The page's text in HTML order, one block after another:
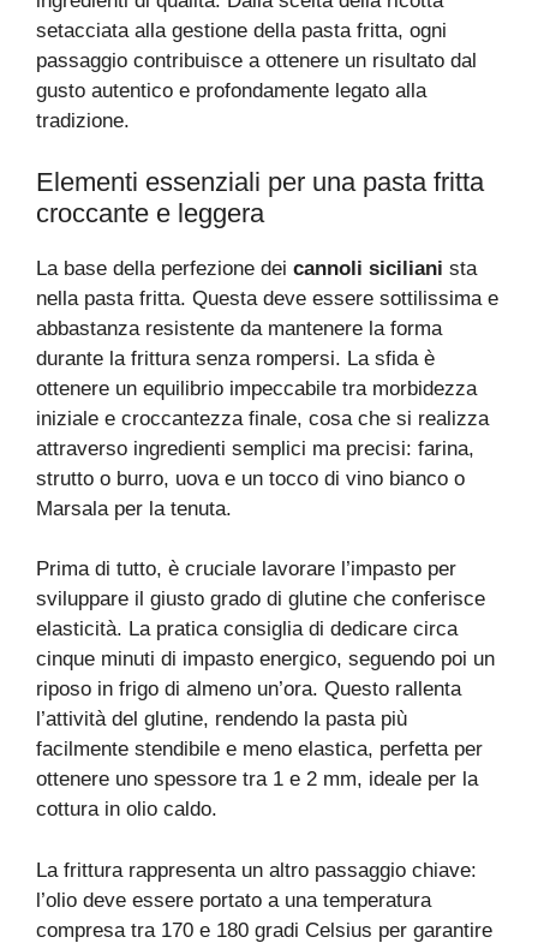
setacciata alla gestione della pasta fritta, ogni
passaggio contribuisce a ottenere un risultato dal
gusto autentico e profondamente legato alla
tradizione.
Elementi essenziali per una pasta fritta
croccante e leggera
La base della perfezione dei cannoli siciliani sta
nella pasta fritta. Questa deve essere sottilissima e
abbastanza resistente da mantenere la forma
durante la frittura senza rompersi. La sfida è
ottenere un equilibrio impeccabile tra morbidezza
iniziale e croccantezza finale, cosa che si realizza
attraverso ingredienti semplici ma precisi: farina,
strutto o burro, uova e un tocco di vino bianco o
Marsala per la tenuta.
Prima di tutto, è cruciale lavorare l’impasto per
sviluppare il giusto grado di glutine che conferisce
elasticità. La pratica consiglia di dedicare circa
cinque minuti di impasto energico, seguendo poi un
riposo in frigo di almeno un’ora. Questo rallenta
l’attività del glutine, rendendo la pasta più
facilmente stendibile e meno elastica, perfetta per
ottenere uno spessore tra 1 e 2 mm, ideale per la
cottura in olio caldo.
La frittura rappresenta un altro passaggio chiave:
l’olio deve essere portato a una temperatura
compresa tra 170 e 180 gradi Celsius per garantire